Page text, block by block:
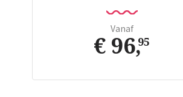
Vanaf
€ 96,95